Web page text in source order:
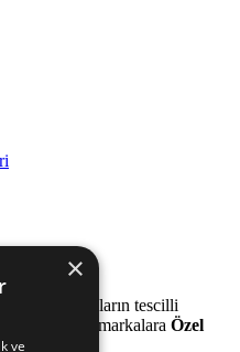
ilgili firmaların tescilli
adı geçen markalara Özel
×
ve